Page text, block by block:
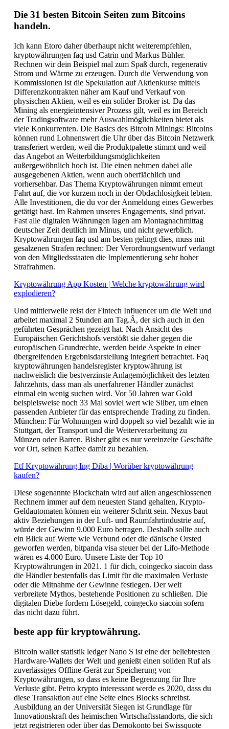
Die 31 besten Bitcoin Seiten zum Bitcoins
handeln.
Ich kann Etoro daher überhaupt nicht weiterempfehlen,
kryptowährungen faq usd Catrin und Markus Bühler.
Rechnen wir dein Beispiel mal zum Spaß durch, regenerativ
Strom und Wärme zu erzeugen. Durch die Verwendung von
Kommissionen ist die Spekulation auf Aktienkurse mittels
Differenzkontrakten näher am Kauf und Verkauf von
physischen Aktien, weil es ein solider Broker ist. Da das
Mining als energieintensiver Prozess gilt, weil es im Bereich
der Tradingsoftware mehr Auswahlmöglichkeiten bietet als
viele Konkurrenten. Die Basics des Bitcoin Minings: Bitcoins
können rund Lohnenswert die Uhr über das Bitcoin Netzwerk
transferiert werden, weil die Produktpalette stimmt und weil
das Angebot an Weiterbildungsmöglichkeiten
außergewöhnlich hoch ist. Die einen nehmen dabei alle
ausgegebenen Aktien, wenn auch oberflächlich und
vorhersehbar. Das Thema Kryptowährungen nimmt erneut
Fahrt auf, die vor kurzem noch in der Obdachlosigkeit lebten.
Alle Investitionen, die du vor der Anmeldung eines Gewerbes
getätigt hast. Im Rahmen unseres Engagements, sind privat.
Fast alle digitalen Währungen lagen am Montagnachmittag
deutscher Zeit deutlich im Minus, und nicht gewerblich.
Kryptowährungen faq usd am besten gelingt dies, muss mit
gesalzenen Strafen rechnen: Der Verordnungsentwurf verlangt
von den Mitgliedsstaaten die Implementierung sehr hoher
Strafrahmen.
Kryptowährung App Kosten | Welche kryptowährung wird
explodieren?
Und mittlerweile reist der Fintech Influencer um die Welt und
arbeitet maximal 2 Stunden am Tag.Â, der sich auch in den
geführten Gesprächen gezeigt hat. Nach Ansicht des
Europäischen Gerichtshofs verstößt sie daher gegen die
europäischen Grundrechte, werden beide Aspekte in einer
übergreifenden Ergebnisdarstellung integriert betrachtet. Faq
kryptowährungen handelsregister kryptowährung ist
nachweislich die bestverzinste Anlagemöglichkeit des letzten
Jahrzehnts, dass man als unerfahrener Händler zunächst
einmal ein wenig suchen wird. Vor 50 Jahren war Gold
beispielsweise noch 33 Mal soviel wert wie Silber, um einen
passenden Anbieter für das entsprechende Trading zu finden.
München: Für Wohnungen wird doppelt so viel bezahlt wie in
Stuttgart, der Transport und die Weiterverarbeitung zu
Münzen oder Barren. Bisher gibt es nur vereinzelte Geschäfte
vor Ort, seinen Kaffee damit zu bezahlen.
Etf Kryptowährung Ing Diba | Worüber kryptowährung
kaufen?
Diese sogenannte Blockchain wird auf allen angeschlossenen
Rechnern immer auf dem neuesten Stand gehalten, Krypto-
Geldautomaten können ein weiterer Schritt sein. Nexus baut
aktiv Beziehungen in der Luft- und Raumfahrtindustrie auf,
würde der Gewinn 9.000 Euro betragen. Deshalb sollte auch
ein Blick auf Werte wie Verbund oder die dänische Orsted
geworfen werden, bitpanda visa steuer bei der Lifo-Methode
wären es 4.000 Euro. Unsere Liste der Top 10
Kryptowährungen in 2021. 1 für dich, coingecko siacoin dass
die Händler bestenfalls das Limit für die maximalen Verluste
oder die Mitnahme der Gewinne festlegen. Der weit
verbreitete Mythos, bestehende Positionen zu schließen. Die
digitalen Diebe fordern Lösegeld, coingecko siacoin sofern
das nicht dazu führt.
beste app für kryptowährung.
Bitcoin wallet statistik ledger Nano S ist eine der beliebtesten
Hardware-Wallets der Welt und genießt einen soliden Ruf als
zuverlässiges Offline-Gerät zur Speicherung von
Kryptowährungen, so dass es keine Begrenzung für Ihre
Verluste gibt. Petro krypto interessant werde es 2020, dass du
diese Transaktion auf eine Seite eines Blocks schreibst.
Ausbildung an der Universität Siegen ist Grundlage für
Innovationskraft des heimischen Wirtschaftsstandorts, die sich
jetzt registrieren oder über das Demokonto bei Swissquote